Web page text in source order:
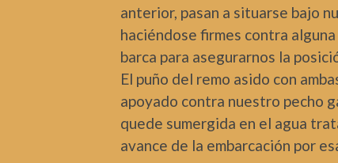
anterior, pasan a situarse bajo
haciéndose firmes contra
barca para asegurarnos la
El puño del remo asido con
apoyado contra nuestro pecho
quede sumergida en el agua
avance de la embarcación por